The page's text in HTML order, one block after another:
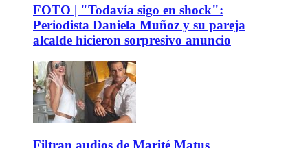
FOTO | "Todavía sigo en shock":
Periodista Daniela Muñoz y su pareja
alcalde hicieron sorpresivo anuncio